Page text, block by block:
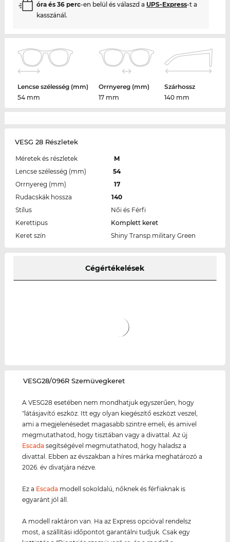
óra és 36 perc-en belül és válaszd a UPS-Express-t a
kasszánál.
Lencse szélesség (mm)
54 mm
Orrnyereg (mm)
17 mm
Szárhossz
140 mm
VESG 28 Részletek
Méretek és részletek
M
Lencse szélesség (mm)
54
Orrnyereg (mm)
17
Rudacskák hossza
140
Stílus
Női és Férfi
Kerettipus
Komplett keret
Keret szín
Shiny Transp.military Green
Cégértékelések
‌VESG28/096R Szemüvegkeret
A VESG28 esetében nem mondhatjuk egyszerűen, hogy
"látásjavító eszköz. Itt egy olyan kiegészítő eszközt veszel,
ami a megjelenésedet magasabb szintre emeli, és amivel
megmutathatod, hogy tisztában vagy a divattal. Az új
Escada segítségével megmutathatod, hogy haladsz a
divattal. Ebben az évszakban a híres márka meghatározó a
2026. év divatjára nézve.
Ez a Escada modell sokoldalú, nőknek és férfiaknak is
egyaránt jól áll.
A modell raktáron van. Ha az Express opcióval rendelsz
most, a szállítási időpontot garantálni tudjuk. Csak egy